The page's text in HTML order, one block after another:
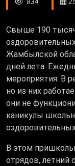
Свыше 190
Жамбылской
дней лета.
мероприятия. В
но из них
они не
каникулы
В этом
отрядов, летний